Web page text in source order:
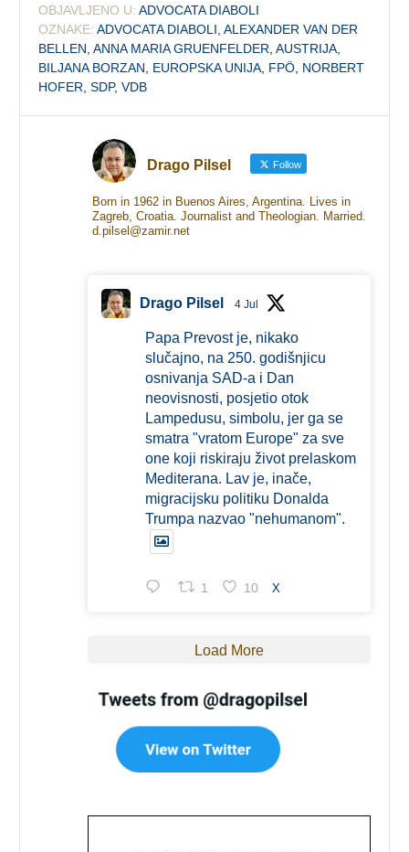
OBJAVLJENO U: ADVOCATA DIABOLI
OZNAKE: ADVOCATA DIABOLI ,ALEXANDER VAN DER
BELLEN ,ANNA MARIA GRUENFELDER ,AUSTRIJA
BILJANA BORZAN
EUROPSKA UNIJA FPÖ NORBERT
HOFER ,SDP,VDB
Drago Pilsel Follow
Born in 1962 in Buenos Aires, Argentina. Lives in
Zagreb, Croatia. Journalist and Theologian. Married.
d.pilsel@zamir.net
Drago Pilsel 4 Jul
Papa Prevost je, nikako
slučajno, na 250. godišnjicu
osnivanja SAD-a i Dan
neovisnosti, posjetio otok
Lampedusu, simbolu, jer ga se
smatra "vratom Europe" za sve
one koji riskiraju život prelaskom
Mediterana. Lav je, inače,
migracijsku politiku Donalda
Trumpa nazvao "nehumanom".
1 10 X
Load More